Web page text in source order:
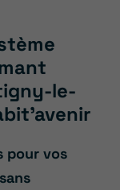
le-
pour vos